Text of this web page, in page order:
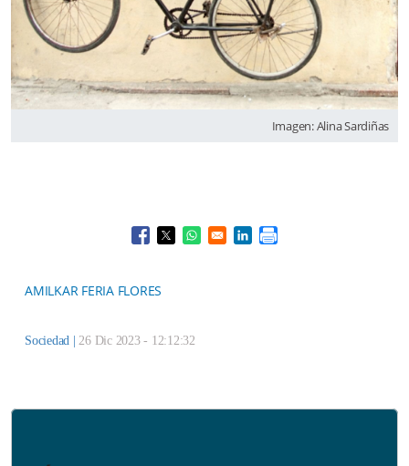
Imagen: Alina Sardiñas
Opens in a new window
Opens in a new window
Opens in a new window
Opens in a new window
AMILKAR FERIA FLORES
Sociedad |26 Dic 2023 - 12:12:32